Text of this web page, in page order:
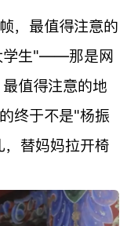
，最值得注意的
学生"——那是网
值得注意的地
终于不是"杨振
替妈妈拉开椅